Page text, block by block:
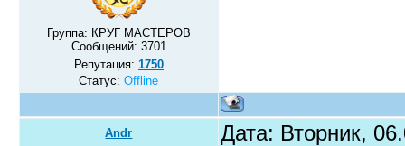
Группа: КРУГ МАСТЕРОВ
Сообщений: 3701
Репутация: 1750
Статус:Offline
Andr Дата: Вторник,